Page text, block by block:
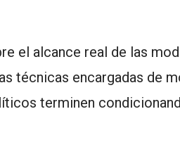
el alcance real de las
técnicas encargadas de
terminen